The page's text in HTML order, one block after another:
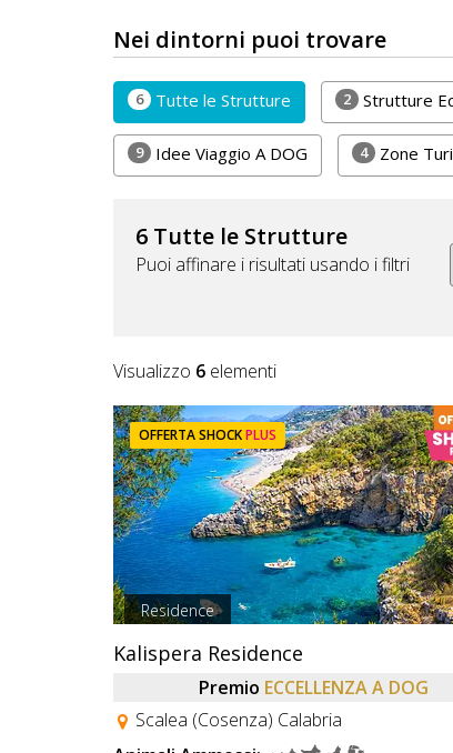
Registrati
Nei dintorni puoi trovare
6 Tutte le Strutture 2 Strutture
9 Idee Viaggio A DOG 4 Zone
6 Tutte le Strutture
Puoi affinare i risultati usando i filtri
Visualizzo 6 elementi
OFFERTA SHOCKPLUS
Residence
Kalispera Residence
Premio ECCELLENZA A DOG
Scalea (Cosenza) Calabria